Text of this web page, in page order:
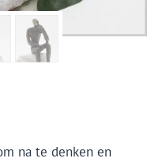
na te denken en